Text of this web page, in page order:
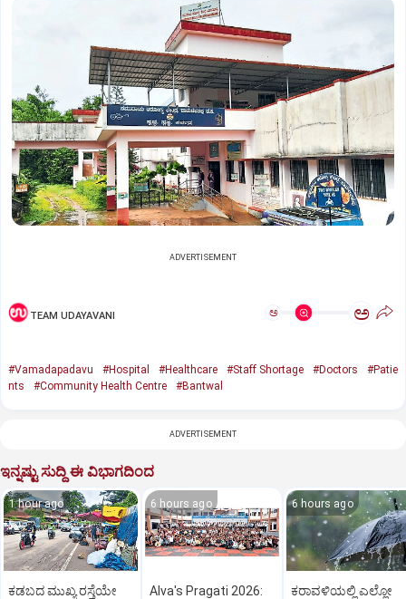
ADVERTISEMENT
TEAM UDAYAVANI ಅ ಅ
#Vamadapadavu #Hospital #Healthcare #Staff Shortage #Doctors
#Patie
nts
#Community Health Centre #Bantwal
ADVERTISEMENT
ಇನ್ನಷ್ಟು ಸುದ್ದಿ ಈ ವಿಭಾಗದಿಂದ
1 hour ago
ಕಡಬದ ಮುಖ್ಯ ರಸ್ತೆಯೇ
6 hours ago
Alva's Pragati 2026:
6 hours ago
ಕರಾವಳಿಯಲ್ಲಿ ಎಲ್ಲೋ